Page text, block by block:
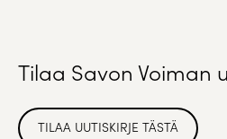
Tilaa Savon Voiman
TILAA UUTISKIRJE TÄSTÄ